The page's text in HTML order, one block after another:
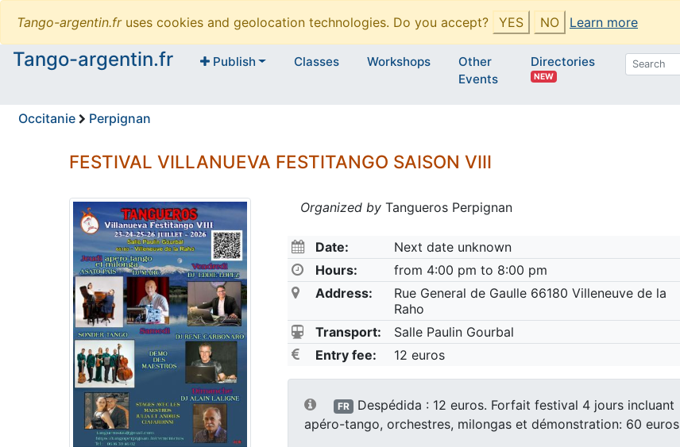
Tango-argentin.fruses cookies and geolocation technologies. Do you accept? YES NO Learn more
Tango-argentin.fr
Publish Classes Workshops
Other
Events
Directories
NEW
Occitanie Perpignan
FESTIVAL VILLANUEVA FESTITANGO SAISON VIII
Organized byTangueros Perpignan
Date:
Next date unknown
Hours:
from 4:00 pm to 8:00 pm
Address:
Rue General de Gaulle 66180 Villeneuve de la
Raho
Transport:
Salle Paulin Gourbal
Entry fee:
12 euros
FR
Despédida : 12 euros. Forfait festival 4 jours incluant
apéro-tango, orchestres, milongas et démonstration: 60 euros